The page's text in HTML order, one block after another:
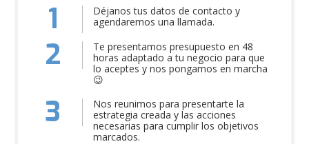
1
Déjanos tus datos de contacto y
agendaremos una llamada.
2
Te presentamos presupuesto en 48
horas adaptado a tu negocio para que
lo aceptes y nos pongamos en marcha
😉
3
Nos reunimos para presentarte la
estrategia creada y las acciones
necesarias para cumplir los objetivos
marcados.